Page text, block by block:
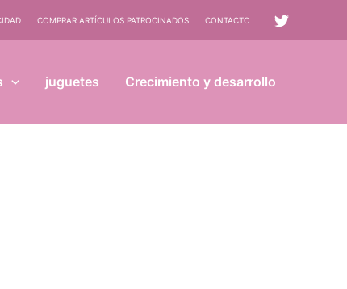
COMPRAR ARTÍCULOS PATROCINADOS CONTACTO
juguetes Crecimiento y desarrollo